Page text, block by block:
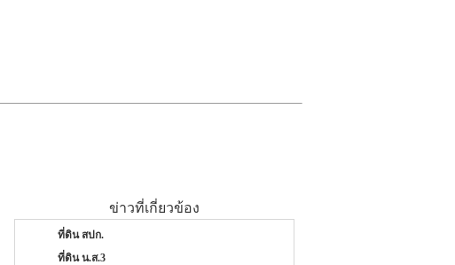
ข่าวที่เกี่ยวข้อง
ที่ดิน สปก.
ที่ดิน น.ส.3